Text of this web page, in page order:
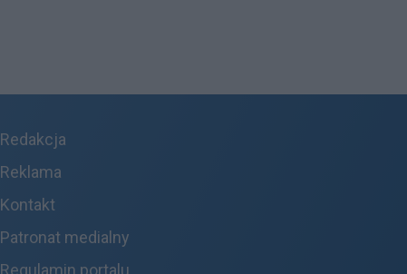
Redakcja
Reklama
Kontakt
Patronat medialny
Regulamin portalu